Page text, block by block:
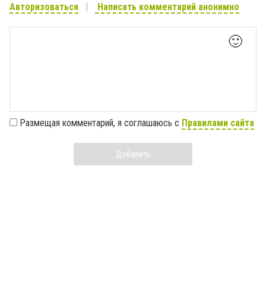
Авторизоваться Написать комментарий анонимно
🙂
Размещая комментарий, я соглашаюсь с Правилами сайта
Добавить